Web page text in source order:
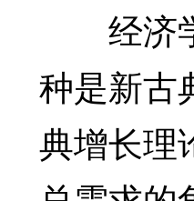
经济学
种是新古
典增长理